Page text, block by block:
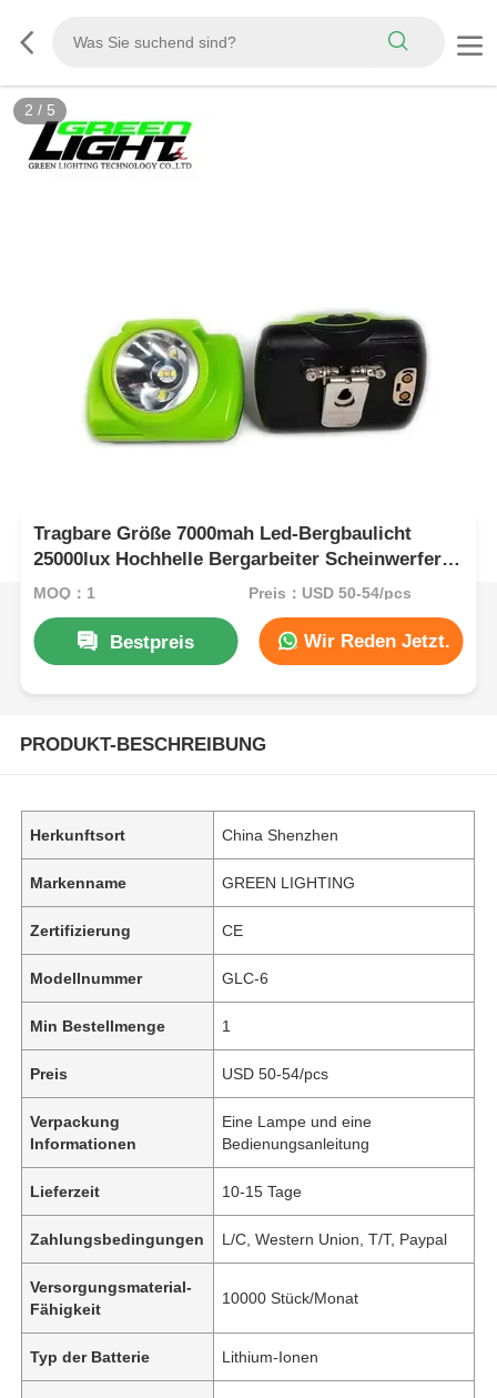
2 / 5
Tragbare Größe 7000mah Led-Bergbaulicht
25000lux Hochhelle Bergarbeiter Scheinwerfer
wiederaufladbare Hard Hat Licht
MOQ：1 Preis：USD 50-54/pcs
Bestpreis Wir Reden Jetzt.
PRODUKT-BESCHREIBUNG
Herkunftsort China Shenzhen
Markenname GREEN LIGHTING
Zertifizierung CE
Modellnummer GLC-6
Min Bestellmenge 1
Preis USD 50-54/pcs
Verpackung
Informationen
Eine Lampe und eine
Bedienungsanleitung
Lieferzeit 10-15 Tage
Zahlungsbedingungen L/C, Western Union, T/T, Paypal
Versorgungsmaterial-
Fähigkeit
10000 Stück/Monat
Typ der Batterie Lithium-Ionen